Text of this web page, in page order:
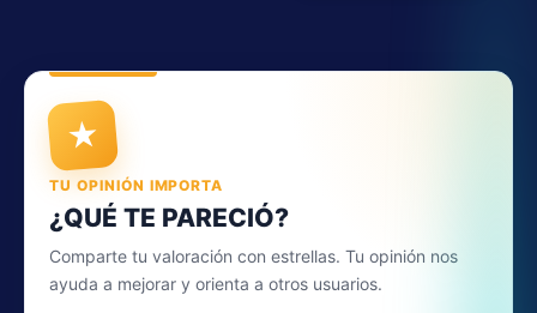
★
TU OPINIÓN IMPORTA
¿QUÉ TE PARECIÓ?
Comparte tu valoración con estrellas. Tu opinión nos
ayuda a mejorar y orienta a otros usuarios.